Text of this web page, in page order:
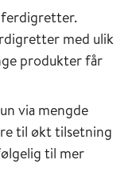
med ulik
produkter får
via mengde
til økt tilsetning
til mer